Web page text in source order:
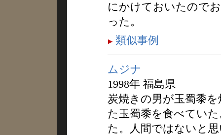
にかけておいたので
った。
類似事例
ムジナ
1998年 福島県
炭焼きの男が玉蜀黍
た玉蜀黍を食べてい
た。人間ではないと